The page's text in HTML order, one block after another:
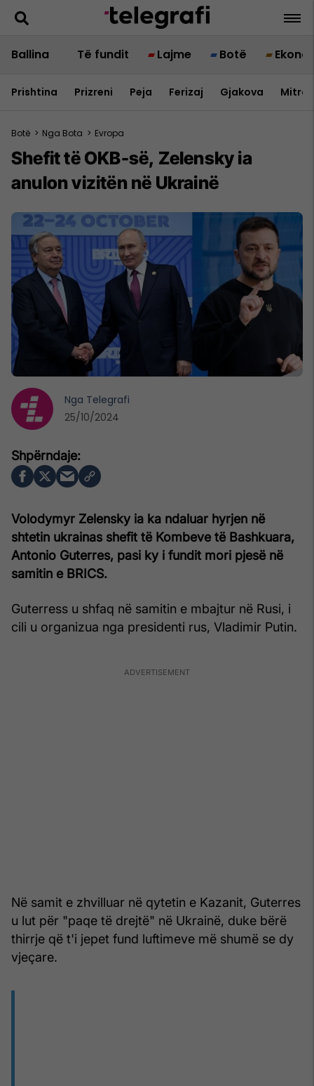
Ballina Të fundit Lajme Botë
Prishtina Prizreni Peja Ferizaj Gjakova
Botë > Nga Bota > Evropa
Shefit të OKB-së, Zelensky ia
anulon vizitën në Ukrainë
Volodymyr Zelensky ia ka ndaluar hyrjen në
shtetin ukrainas shefit të Kombeve të Bashkuara,
Antonio Guterres, pasi ky i fundit mori pjesë në
samitin e BRICS.
Guterress u shfaq në samitin e mbajtur në Rusi, i
cili u organizua nga presidenti rus, Vladimir Putin.
Në samit e zhvilluar në qytetin e Kazanit, Guterres
u lut për "paqe të drejtë" në Ukrainë, duke bërë
thirrje që t'i jepet fund luftimeve më shumë se dy
vjeçare.
Nga Telegrafi
25/10/2024